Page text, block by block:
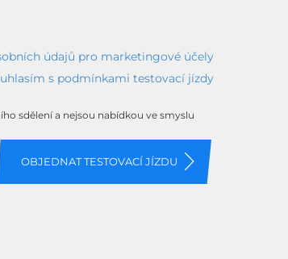
údajů pro marketingové účely
s podmínkami testovací jízdy
sdělení a nejsou nabídkou ve smyslu